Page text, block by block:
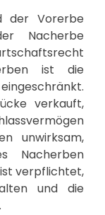
der Vorerbe
Nacherbe
ist die
verkauft,
unwirksam,
Nacherben
verpflichtet,
und die